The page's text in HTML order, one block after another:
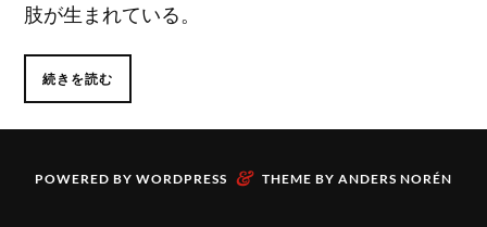
肢が生まれている。
続きを読む
POWERED BY WORDPRESS & THEME BY ANDERS NORÉN